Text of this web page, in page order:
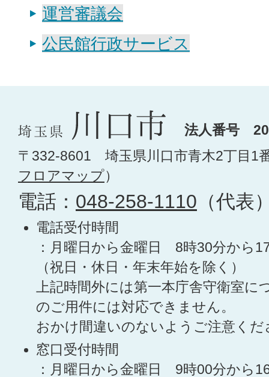
運営審議会
公民館行政サービス
法人番号
〒332-8601 埼玉県川口市青木2丁目1
フロアマップ）
電話： 048-258-1110 （代表
電話受付時間
：月曜日から金曜日 8時30分から
（祝日・休日・年末年始を除く）
上記時間外には第一本庁舎守衛室に
のご用件には対応できません。
おかけ間違いのないようご注意くだ
窓口受付時間
：月曜日から金曜日 9時00分から